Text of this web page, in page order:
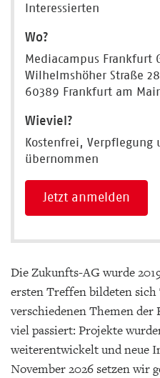
Interessierten
Wo?
Mediacampus Frankfurt
Wilhelmshöher Straße
60389 Frankfurt am
Wieviel?
Kostenfrei, Verpflegung
übernommen
Jetzt anmelden
Die Zukunfts-AG wurde
ersten Treffen bildeten sich
verschiedenen Themen der
viel passiert: Projekte
weiterentwickelt und neue
November 2026 setzen wir